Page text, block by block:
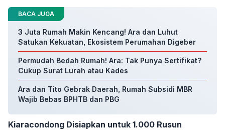
BACA JUGA
3 Juta Rumah Makin Kencang! Ara dan Luhut
Satukan Kekuatan, Ekosistem Perumahan Digeber
Permudah Bedah Rumah! Ara: Tak Punya Sertifikat?
Cukup Surat Lurah atau Kades
Ara dan Tito Gebrak Daerah, Rumah Subsidi MBR
Wajib Bebas BPHTB dan PBG
Kiaracondong Disiapkan untuk 1.000 Rusun